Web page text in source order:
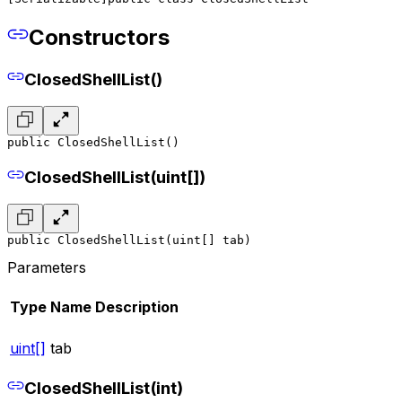
Constructors
ClosedShellList()
public ClosedShellList()
ClosedShellList(uint[])
public ClosedShellList(uint[] tab)
Parameters
Type Name Description
uint[] tab
ClosedShellList(int)